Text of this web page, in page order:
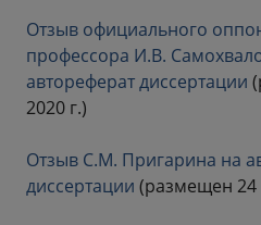
Отзыв официального
профессора И.В.
автореферат диссертации
2020 г.)
Отзыв С.М. Пригарина на
диссертации (размещен 24